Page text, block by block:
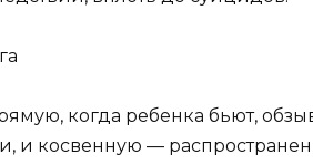
когда ребенка бьют,
и косвенную —